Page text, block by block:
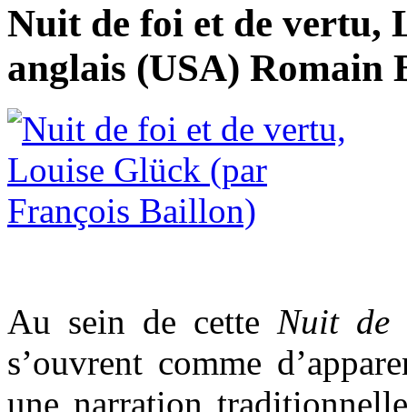
Nuit de foi et de vertu,
anglais (USA) Romain
Au sein de cette Nuit de
s’ouvrent comme
une narration